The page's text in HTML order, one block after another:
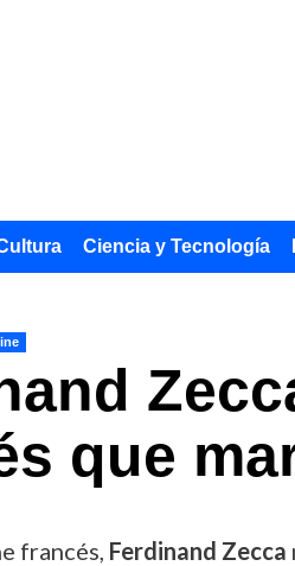
Ciencia y Tecnología
que
francés, Ferdinand Zecca